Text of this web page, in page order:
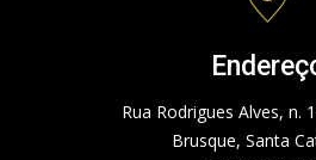
Rua Rodrigues Alves, n.
Brusque, Santa